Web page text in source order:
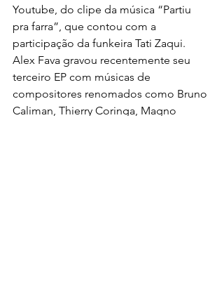
Youtube, do clipe da música “Partiu
pra farra”, que contou com a
participação da funkeira Tati Zaqui.
Alex Fava gravou recentemente seu
terceiro EP com músicas de
compositores renomados como Bruno
Caliman, Thierry Coringa, Magno